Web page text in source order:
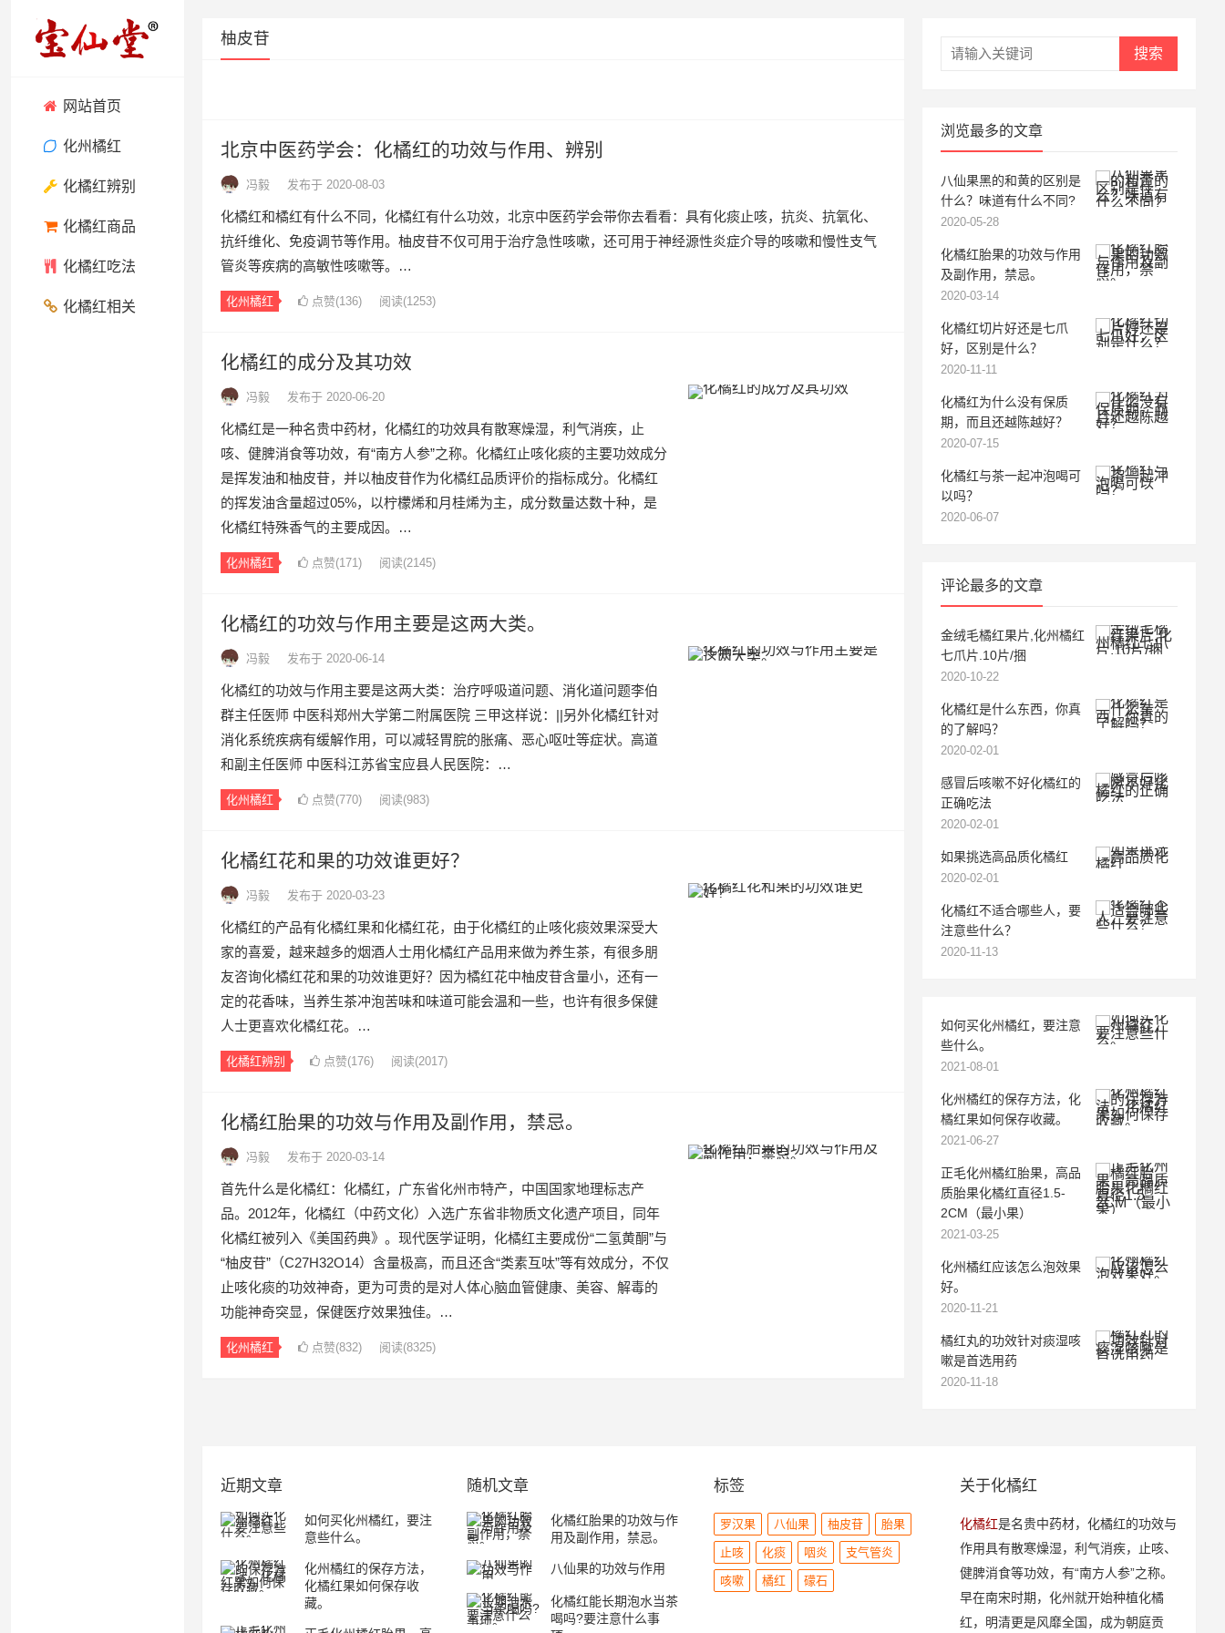
网站首页
化州橘红
化橘红辨别
化橘红商品
化橘红吃法
化橘红相关
柚皮苷
北京中医药学会：化橘红的功效与作用、辨别
冯毅 发布于 2020-08-03
化橘红和橘红有什么不同，化橘红有什么功效，北京中医药学会带你去看看：具有化痰止咳，抗炎、抗氧化、
抗纤维化、免疫调节等作用。柚皮苷不仅可用于治疗急性咳嗽，还可用于神经源性炎症介导的咳嗽和慢性支气
管炎等疾病的高敏性咳嗽等。…
化州橘红 点赞(136) 阅读(1253)
化橘红的成分及其功效
冯毅 发布于 2020-06-20
化橘红是一种名贵中药材，化橘红的功效具有散寒燥湿，利气消疾，止
咳、健脾消食等功效，有“南方人参”之称。化橘红止咳化痰的主要功效成分
是挥发油和柚皮苷，并以柚皮苷作为化橘红品质评价的指标成分。化橘红
的挥发油含量超过05%，以柠檬烯和月桂烯为主，成分数量达数十种，是
化橘红特殊香气的主要成因。…
化州橘红 点赞(171) 阅读(2145)
化橘红的功效与作用主要是这两大类。
冯毅 发布于 2020-06-14
化橘红的功效与作用主要是这两大类：治疗呼吸道问题、消化道问题李伯
群主任医师 中医科郑州大学第二附属医院 三甲这样说：||另外化橘红针对
消化系统疾病有缓解作用，可以减轻胃脘的胀痛、恶心呕吐等症状。高道
和副主任医师 中医科江苏省宝应县人民医院：…
化州橘红 点赞(770) 阅读(983)
化橘红花和果的功效谁更好？
冯毅 发布于 2020-03-23
化橘红的产品有化橘红果和化橘红花，由于化橘红的止咳化痰效果深受大
家的喜爱，越来越多的烟酒人士用化橘红产品用来做为养生茶，有很多朋
友咨询化橘红花和果的功效谁更好？因为橘红花中柚皮苷含量小，还有一
定的花香味，当养生茶冲泡苦味和味道可能会温和一些，也许有很多保健
人士更喜欢化橘红花。…
化橘红辨别 点赞(176) 阅读(2017)
化橘红胎果的功效与作用及副作用，禁忌。
冯毅 发布于 2020-03-14
首先什么是化橘红：化橘红，广东省化州市特产，中国国家地理标志产
品。2012年，化橘红（中药文化）入选广东省非物质文化遗产项目，同年
化橘红被列入《美国药典》。现代医学证明，化橘红主要成份“二氢黄酮”与
“柚皮苷”（C27H32O14）含量极高，而且还含“类素互呔”等有效成分，不仅
止咳化痰的功效神奇，更为可贵的是对人体心脑血管健康、美容、解毒的
功能神奇突显，保健医疗效果独佳。…
化州橘红 点赞(832) 阅读(8325)
搜索
浏览最多的文章
八仙果黑的和黄的区别是
什么？味道有什么不同?
2020-05-28
化橘红胎果的功效与作用
及副作用，禁忌。
2020-03-14
化橘红切片好还是七爪
好，区别是什么？
2020-11-11
化橘红为什么没有保质
期，而且还越陈越好？
2020-07-15
化橘红与茶一起冲泡喝可
以吗？
2020-06-07
评论最多的文章
金绒毛橘红果片,化州橘红
七爪片.10片/捆
2020-10-22
化橘红是什么东西，你真
的了解吗？
2020-02-01
感冒后咳嗽不好化橘红的
正确吃法
2020-02-01
如果挑选高品质化橘红
2020-02-01
化橘红不适合哪些人，要
注意些什么？
2020-11-13
如何买化州橘红，要注意
些什么。
2021-08-01
化州橘红的保存方法，化
橘红果如何保存收藏。
2021-06-27
正毛化州橘红胎果，高品
质胎果化橘红直径1.5-
2CM（最小果）
2021-03-25
化州橘红应该怎么泡效果
好。
2020-11-21
橘红丸的功效针对痰湿咳
嗽是首选用药
2020-11-18
近期文章
如何买化州橘红，要注
意些什么。
化州橘红的保存方法，
化橘红果如何保存收
藏。
随机文章
化橘红胎果的功效与作
用及副作用，禁忌。
八仙果的功效与作用
化橘红能长期泡水当茶
喝吗?要注意什么事
标签
罗汉果 八仙果 柚皮苷 胎果
止咳 化痰 咽炎 支气管炎
咳嗽 橘红 礞石
关于化橘红
化橘红是名贵中药材，化橘红的功效与
作用具有散寒燥湿，利气消疾，止咳、
健脾消食等功效，有“南方人参”之称。
早在南宋时期，化州就开始种植化橘
红，明清更是风靡全国，成为朝庭贡